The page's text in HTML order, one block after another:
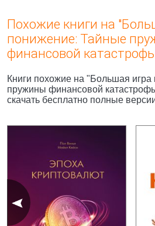
Похожие книги на
понижение: Тайные
финансовой
Книги похожие на "Большая
пружины финансовой
скачать бесплатно полные